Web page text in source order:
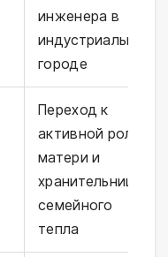
инженера в
индустриальном
городе
Переход к
активной роли
матери и
хранительницы
семейного
тепла